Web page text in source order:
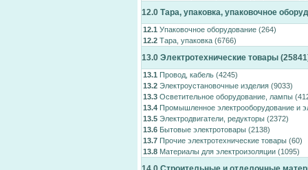
12.0 Тара, упаковка, упаковочное
12.1 Упаковочное оборудование (264)
12.2 Тара, упаковка (6766)
13.0 Электротехнические товары
13.1 Провод, кабель (4245)
13.2 Электроустановочные изделия (9033)
13.3 Осветительное оборудование, лампы
13.4 Промышленное электрооборудование и
13.5 Электродвигатели, редукторы (2372)
13.6 Бытовые электротовары (2138)
13.7 Прочие электротехнические товары (60)
13.8 Материалы для электроизоляции (1095)